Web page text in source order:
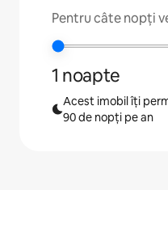
Pentru câte nopți
1 noapte
Acest imobil îți
90 de nopți pe an